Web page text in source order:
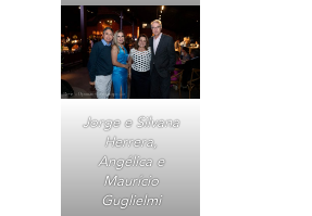
Jorge e Silvana
Herrera,
Angélica e
Maurício
Guglielmi